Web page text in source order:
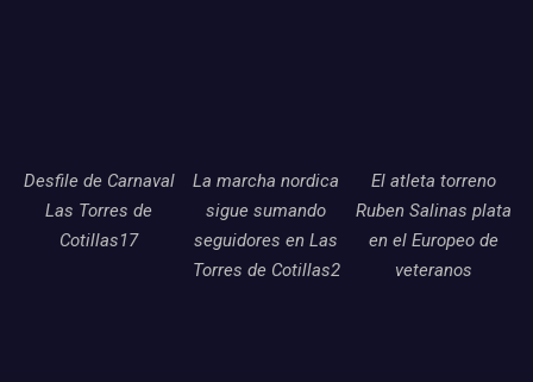
Desfile de Carnaval
Las Torres de
Cotillas17
La marcha nordica
sigue sumando
seguidores en Las
Torres de Cotillas2
El atleta torreno
Ruben Salinas plata
en el Europeo de
veteranos